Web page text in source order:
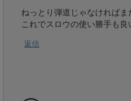
ねっとり弾道じゃなければ
これでスロウの使い勝手も
返信